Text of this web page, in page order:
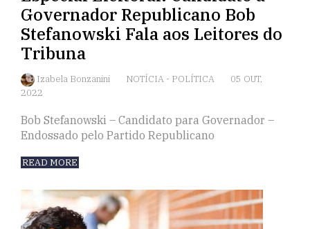
Governador Republicano Bob
Stefanowski Fala aos Leitores do
Tribuna
Izabela Bonzanini NOTÍCIA - POLÍTICA
05 OUT,
2022
Bob Stefanowski – Candidato para Governador –
Endossado pelo Partido Republicano
READ MORE